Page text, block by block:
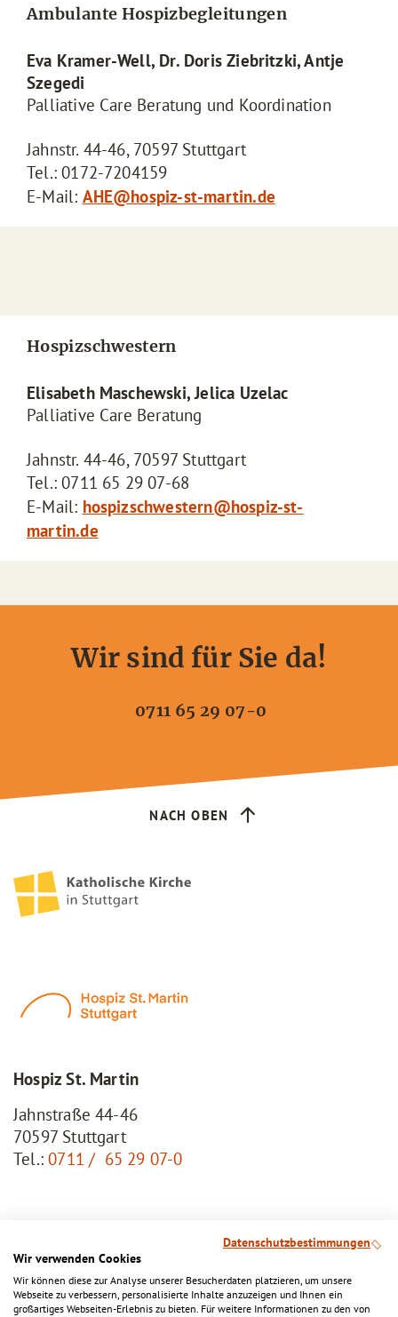
Ambulante Hospizbegleitungen
Eva Kramer-Well, Dr. Doris Ziebritzki, Antje
Szegedi
Palliative Care Beratung und Koordination
Jahnstr. 44-46, 70597 Stuttgart
Tel.: 0172-7204159
E-Mail: AHE@hospiz-st-martin.de
Hospizschwestern
Elisabeth Maschewski, Jelica Uzelac
Palliative Care Beratung
Jahnstr. 44-46, 70597 Stuttgart
Tel.: 0711 65 29 07-68
E-Mail: hospizschwestern@hospiz-st-
martin.de
Wir sind für Sie da!
0711 65 29 07-0
NACH OBEN
Hospiz St. Martin
Jahnstraße 44-46
70597 Stuttgart
Tel.:0711 / 65 29 07-0
Jobs
Spenden
Datenschutzbestimmungen
Wir verwenden Cookies
Wir können diese zur Analyse unserer Besucherdaten platzieren, um unsere
Webseite zu verbessern, personalisierte Inhalte anzuzeigen und Ihnen ein
großartiges Webseiten-Erlebnis zu bieten. Für weitere Informationen zu den von